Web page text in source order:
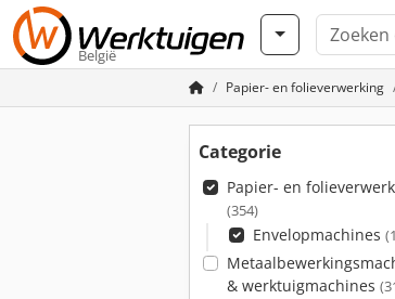
België
Papier- en folieverwerking
Categorie
Papier- en
(354)
Envelopmachines
& werktuigmachines